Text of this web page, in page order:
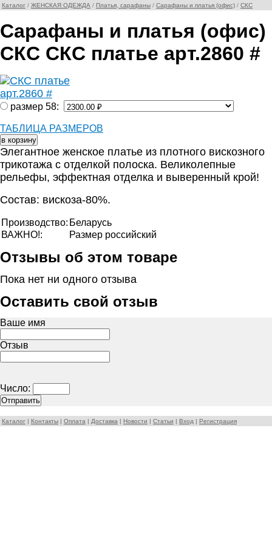
Каталог / ЖЕНСКАЯ ОДЕЖДА / Платья, сарафаны / Сарафаны и платья (офис) / СКС
Сарафаны и платья (офис)
СКС СКС платье арт.2860 #
размер 58:
ТАБЛИЦА РАЗМЕРОВ
Элегантное женское платье из плотного вискозного
трикотажа с отделкой полоска. Великолепные
рельефы, эффектная отделка и выверенный крой!
Состав: вискоза-80%.
Производство: Беларусь
ВАЖНО!:
Размер российский
Отзывы об этом товаре
Пока нет ни одного отзыва
Оставить свой отзыв
Ваше имя
Отзыв
Число:
Каталог | Контакты | Оплата | Доставка | Новости | Статьи | Вход | Регистрация